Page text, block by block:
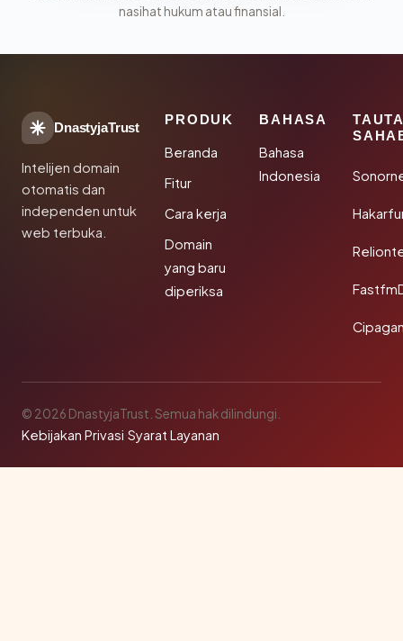
nasihat hukum atau finansial.
DnastyjaTrust
Intelijen domain
otomatis dan
independen untuk
web terbuka.
PRODUK
Beranda
Fitur
Cara kerja
Domain
yang baru
diperiksa
BAHASA
Bahasa
Indonesia
© 2026 DnastyjaTrust. Semua hak dilindungi.
Kebijakan Privasi·Syarat Layanan